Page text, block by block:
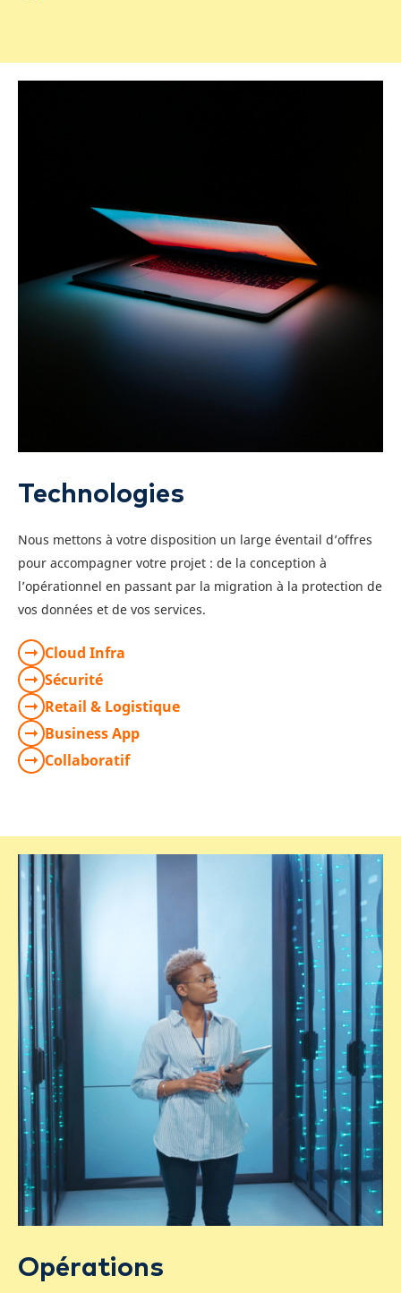
Technologies
Nous mettons à votre disposition un large éventail d’offres
pour accompagner votre projet : de la conception à
l’opérationnel en passant par la migration à la protection de
vos données et de vos services.
Cloud Infra
Sécurité
Retail & Logistique
Business App
Collaboratif
Opérations